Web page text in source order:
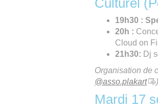
Culturel
19h30 :
20h :
Cloud on
21h30: Dj
Organisation de
@asso.plakart
)
Mardi 17